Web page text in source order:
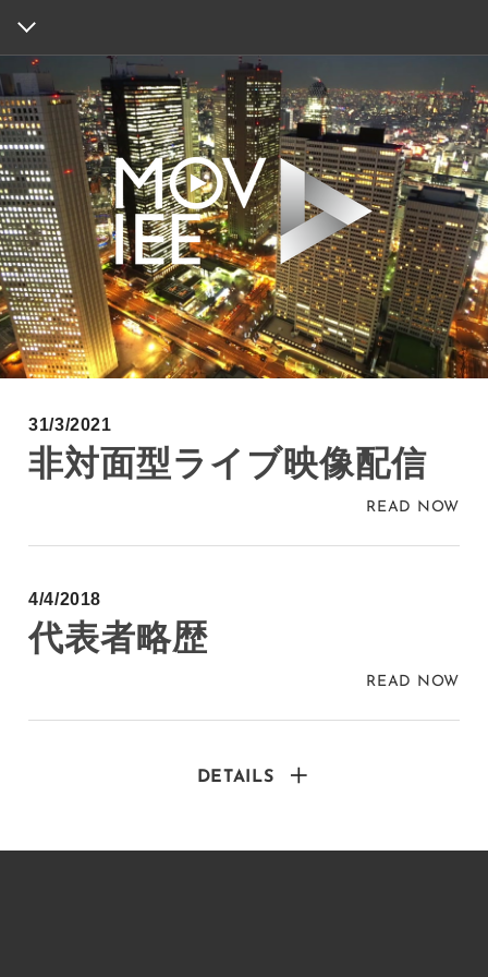
31/3/2021
非対面型ライブ映像配信
READ NOW
4/4/2018
代表者略歴
READ NOW
DETAILS
HOME
ABOUT
WORKS
INFORMATION
MAP
CONTACT